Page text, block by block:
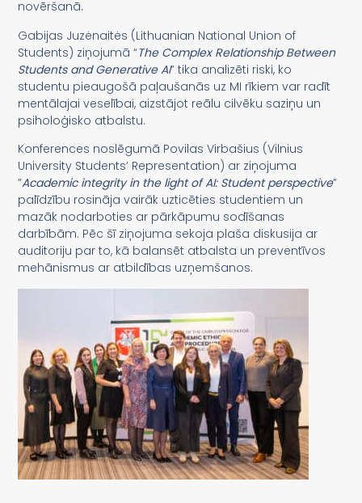
novēršanā.
Gabijas Juzėnaitės (Lithuanian National Union of
Students) ziņojumā “The Complex Relationship Between
Students and Generative AI” tika analizēti riski, ko
studentu pieaugošā paļaušanās uz MI rīkiem var radīt
mentālajai veselībai, aizstājot reālu cilvēku saziņu un
psiholoģisko atbalstu.
Konferences noslēgumā Povilas Virbašius (Vilnius
University Students’ Representation) ar ziņojuma
”Academic integrity in the light of AI: Student perspective”
palīdzību rosināja vairāk uzticēties studentiem un
mazāk nodarboties ar pārkāpumu sodīšanas
darbībām. Pēc šī ziņojuma sekoja plaša diskusija ar
auditoriju par to, kā balansēt atbalsta un preventīvos
mehānismus ar atbildības uzņemšanos.